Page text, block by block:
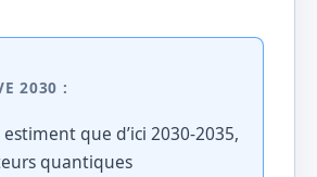
2030 :
que d’ici 2030-2035,
quantiques